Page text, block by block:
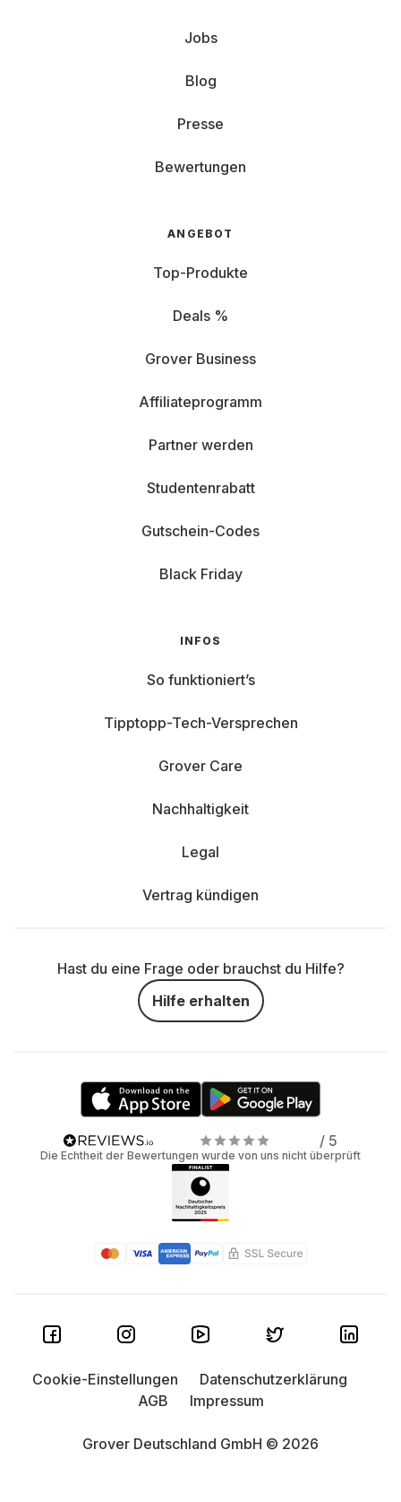
Jobs
Blog
Presse
Bewertungen
ANGEBOT
Top-Produkte
Deals %
Grover Business
Affiliateprogramm
Partner werden
Studentenrabatt
Gutschein-Codes
Black Friday
INFOS
So funktioniert’s
Tipptopp-Tech-Versprechen
Grover Care
Nachhaltigkeit
Legal
Vertrag kündigen
Hast du eine Frage oder brauchst du Hilfe?
Hilfe erhalten
/ 5
Die Echtheit der Bewertungen wurde von uns nicht überprüft
Grover Deutschland GmbH © 2026
Cookie-Einstellungen
Datenschutzerklärung
AGB
Impressum